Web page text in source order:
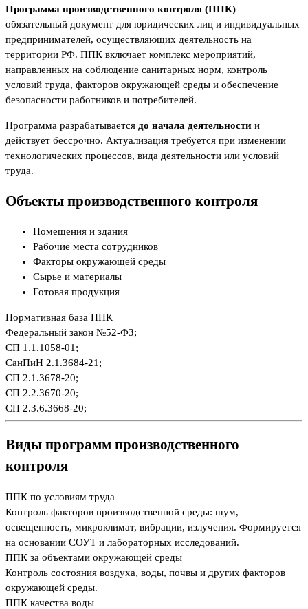
Программа производственного контроля (ППК) —
обязательный документ для юридических лиц и индивидуальных
предпринимателей, осуществляющих деятельность на
территории РФ. ППК включает комплекс мероприятий,
направленных на соблюдение санитарных норм, контроль
условий труда, факторов окружающей среды и обеспечение
безопасности работников и потребителей.
Программа разрабатывается до начала деятельности и
действует бессрочно. Актуализация требуется при изменении
технологических процессов, вида деятельности или условий
труда.
Объекты производственного контроля
Помещения и здания
Рабочие места сотрудников
Факторы окружающей среды
Сырье и материалы
Готовая продукция
Нормативная база ППК
Федеральный закон №52-ФЗ;
СП 1.1.1058-01;
СанПиН 2.1.3684-21;
СП 2.1.3678-20;
СП 2.2.3670-20;
СП 2.3.6.3668-20;
Виды программ производственного
контроля
ППК по условиям труда
Контроль факторов производственной среды: шум,
освещенность, микроклимат, вибрации, излучения. Формируется
на основании СОУТ и лабораторных исследований.
ППК за объектами окружающей среды
Контроль состояния воздуха, воды, почвы и других факторов
окружающей среды.
ППК качества воды